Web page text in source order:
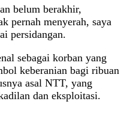
belum berakhir,
pernah menyerah, saya
persidangan.
sebagai korban yang
keberanian bagi ribuan
asal NTT, yang
dan eksploitasi.